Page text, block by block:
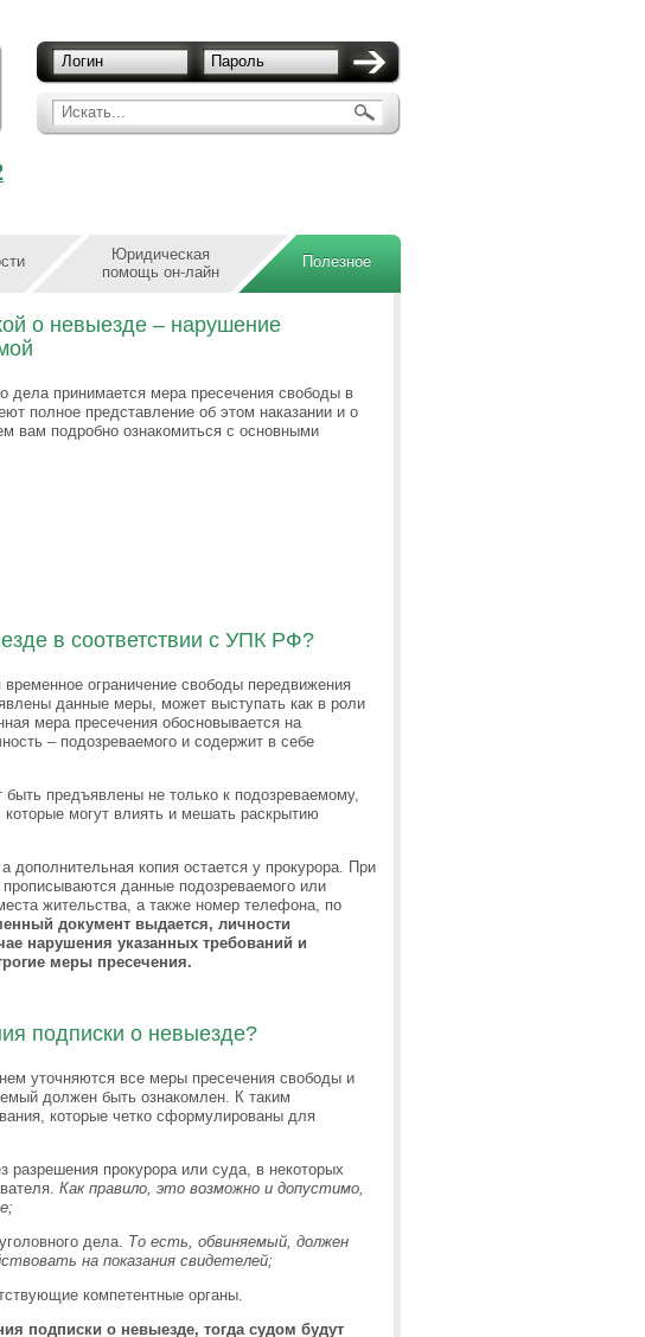
Искать...
Логин Пароль
Юридическая
помощь он-лайн
Полезное
о невыезде – нарушение
дела принимается мера пресечения свободы в
полное представление об этом наказании и о
вам подробно ознакомиться с основными
в соответствии с УПК РФ?
ограничение свободы передвижения
данные меры, может выступать как в роли
мера пресечения обосновывается на
– подозреваемого и содержит в себе
предъявлены не только к подозреваемому,
могут влиять и мешать раскрытию
копия остается у прокурора. При
данные подозреваемого или
жительства, а также номер телефона, по
документ выдается, личности
нарушения указанных требований и
меры пресечения.
подписки о невыезде?
уточняются все меры пресечения свободы и
должен быть ознакомлен. К таким
которые четко сформулированы для
разрешения прокурора или суда, в некоторых
Как правило, это возможно и допустимо,
дела. То есть, обвиняемый, должен
на показания свидетелей;
компетентные органы.
подписки о невыезде, тогда судом будут